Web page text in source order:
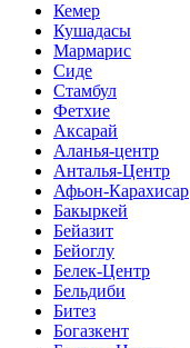
Кемер
Кушадасы
Мармарис
Сиде
Стамбул
Фетхие
Аксарай
Аланья-центр
Анталья-Центр
Афьон-Карахисар
Бакыркей
Бейазит
Бейоглу
Белек-Центр
Бельдиби
Битез
Богазкент